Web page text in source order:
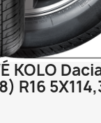
KOLO
R16